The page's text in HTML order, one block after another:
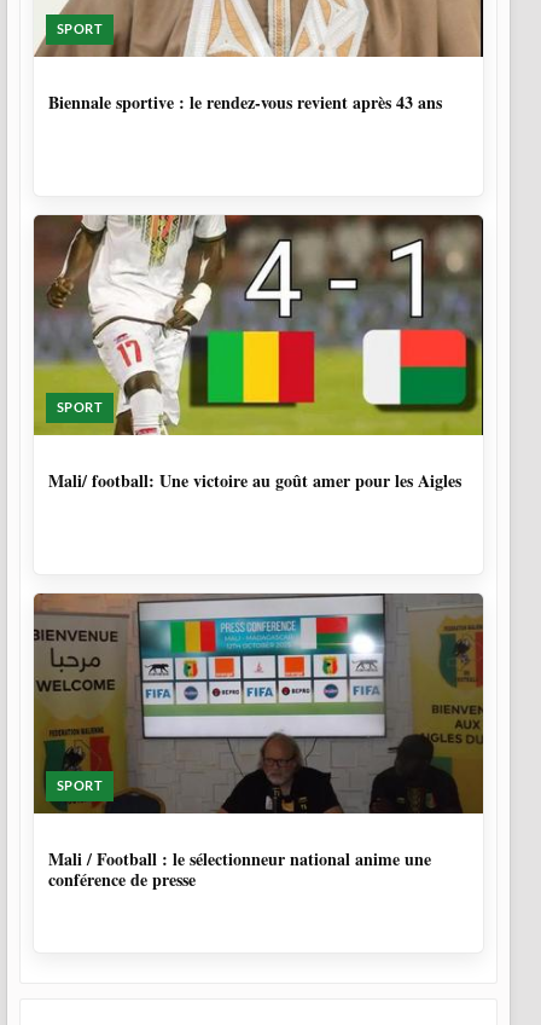
SPORT
Biennale sportive : le rendez-vous revient après 43 ans
SPORT
Mali/ football: Une victoire au goût amer pour les Aigles
SPORT
Mali / Football : le sélectionneur national anime une
conférence de presse